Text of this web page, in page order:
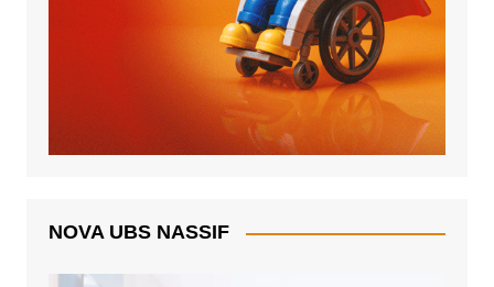
NOVA UBS NASSIF